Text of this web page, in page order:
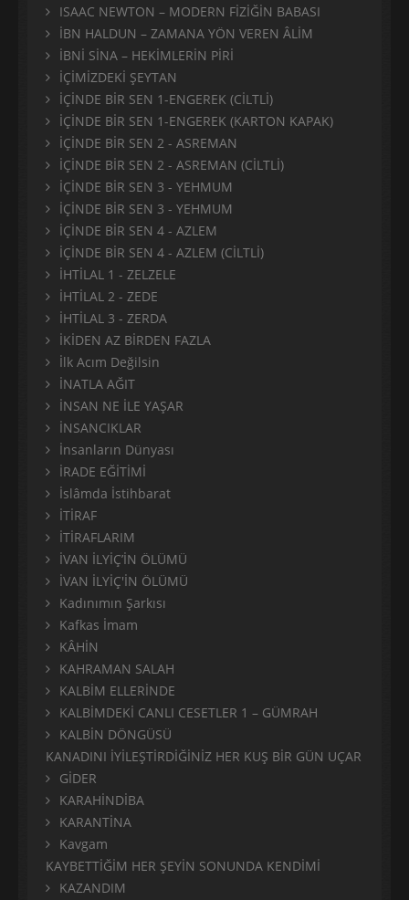
ISAAC NEWTON – MODERN FİZİĞİN BABASI
İBN HALDUN – ZAMANA YÖN VEREN ÂLİM
İBNİ SİNA – HEKİMLERİN PİRİ
İÇİMİZDEKİ ŞEYTAN
İÇİNDE BİR SEN 1-ENGEREK (CİLTLİ)
İÇİNDE BİR SEN 1-ENGEREK (KARTON KAPAK)
İÇİNDE BİR SEN 2 - ASREMAN
İÇİNDE BİR SEN 2 - ASREMAN (CİLTLİ)
İÇİNDE BİR SEN 3 - YEHMUM
İÇİNDE BİR SEN 3 - YEHMUM
İÇİNDE BİR SEN 4 - AZLEM
İÇİNDE BİR SEN 4 - AZLEM (CİLTLİ)
İHTİLAL 1 - ZELZELE
İHTİLAL 2 - ZEDE
İHTİLAL 3 - ZERDA
İKİDEN AZ BİRDEN FAZLA
İlk Acım Değilsin
İNATLA AĞIT
İNSAN NE İLE YAŞAR
İNSANCIKLAR
İnsanların Dünyası
İRADE EĞİTİMİ
İslâmda İstihbarat
İTİRAF
İTİRAFLARIM
İVAN İLYİÇ’İN ÖLÜMÜ
İVAN İLYİÇ'İN ÖLÜMÜ
Kadınımın Şarkısı
Kafkas İmam
KÂHİN
KAHRAMAN SALAH
KALBİM ELLERİNDE
KALBİMDEKİ CANLI CESETLER 1 – GÜMRAH
KALBİN DÖNGÜSÜ
KANADINI İYİLEŞTİRDİĞİNİZ HER KUŞ BİR GÜN UÇAR
GİDER
KARAHİNDİBA
KARANTİNA
Kavgam
KAYBETTİĞİM HER ŞEYİN SONUNDA KENDİMİ
KAZANDIM